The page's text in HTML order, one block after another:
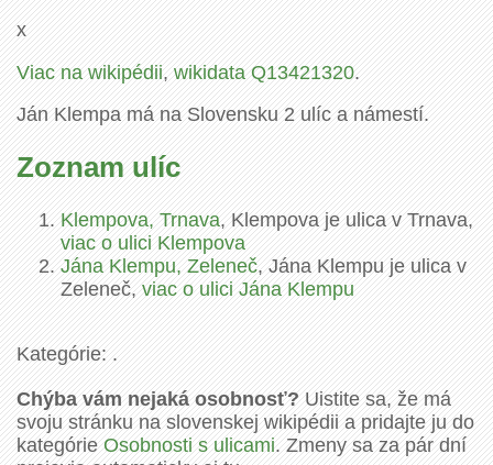
x
Viac na wikipédii,wikidata Q13421320.
Ján Klempa má na Slovensku 2 ulíc a námestí.
Zoznam ulíc
Klempova, Trnava, Klempova je ulica v Trnava,
viac o ulici Klempova
Jána Klempu, Zeleneč, Jána Klempu je ulica v
Zeleneč,viac o ulici Jána Klempu
Kategórie: .
Chýba vám nejaká osobnosť?Uistite sa, že má
svoju stránku na slovenskej wikipédii a pridajte ju do
kategórieOsobnosti s ulicami. Zmeny sa za pár dní